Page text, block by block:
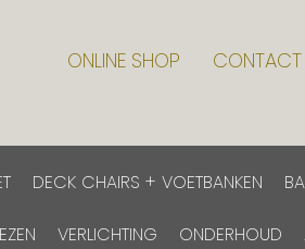
ONLINE SHOP CONTACT
DECK CHAIRS + VOETBANKEN
VERLICHTING ONDERHOUD